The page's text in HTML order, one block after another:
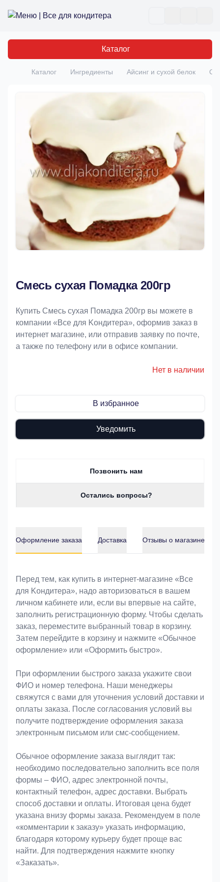
Все для кондитера
Каталог
Главная
Каталог Ингредиенты Айсинг и сухой белок
Смесь сухая Помадка 200гр
Купить Смесь сухая Помадка 200гр вы можете в
компании «Bce для Koндитeрa», оформив заказ в
интернет магазине, или отправив заявку по почте,
а также по телефону или в офисе компании.
Нет в наличии
В избранное
Уведомить
Позвонить нам
Остались вопросы?
Оформление заказа Доставка Отзывы о магазине
Оформление заказа
Перед тем, как купить в интернет-магазине «Bce
для Koндитeрa», надо авторизоваться в вашем
личном кабинете или, если вы впервые на сайте,
заполнить регистрационную форму. Чтобы сделать
заказ, переместите выбранный товар в корзину.
Затем перейдите в корзину и нажмите «Обычное
оформление» или «Оформить быстро».
При оформлении быстрого заказа укажите свои
ФИО и номер телефона. Наши менеджеры
свяжутся с вами для уточнения условий доставки и
оплаты заказа. После согласования условий вы
получите подтверждение оформления заказа
электронным письмом или смс-сообщением.
Обычное оформление заказа выглядит так:
необходимо последовательно заполнить все поля
формы – ФИО, адрес электронной почты,
контактный телефон, адрес доставки. Выбрать
способ доставки и оплаты. Итоговая цена будет
указана внизу формы заказа. Рекомендуем в поле
«комментарии к заказу» указать информацию,
благодаря которому курьеру будет проще вас
найти. Для подтверждения нажмите кнопку
«Заказать».